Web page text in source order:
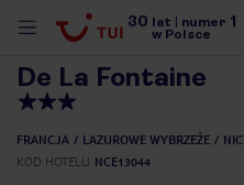
30 lat numer 1
w Polsce
De La Fontaine
FRANCJA LAZUROWE WYBRZEŻE
KOD HOTELU NCE13044